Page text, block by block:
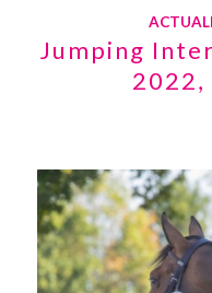
Jumping
2022,